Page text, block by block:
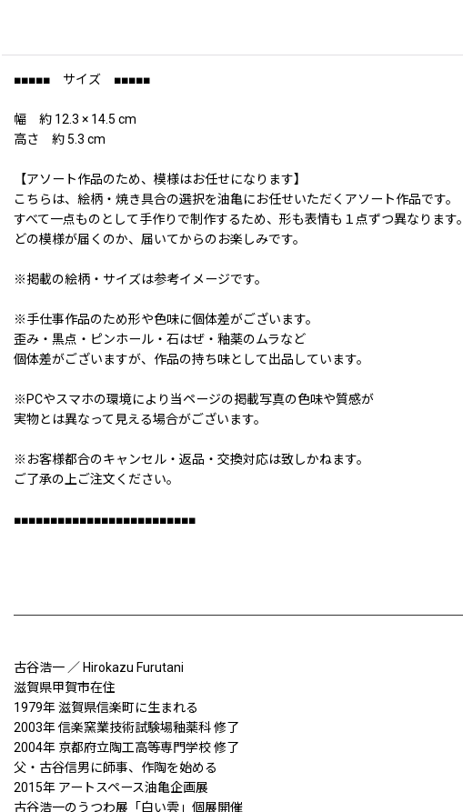
■■■■■ サイズ ■■■■■
幅 約 12.3 × 14.5 cm
高さ 約 5.3 cm
【アソート作品のため、模様はお任せになります】
こちらは、絵柄・焼き具合の選択を油亀にお任せいただくアソート作品です。
すべて一点ものとして手作りで制作するため、形も表情も１点ずつ異なります。
どの模様が届くのか、届いてからのお楽しみです。
※掲載の絵柄・サイズは参考イメージです。
※手仕事作品のため形や色味に個体差がございます。
歪み・黒点・ピンホール・石はぜ・釉薬のムラなど
個体差がございますが、作品の持ち味として出品しています。
※PCやスマホの環境により当ページの掲載写真の色味や質感が
実物とは異なって見える場合がございます。
※お客様都合のキャンセル・返品・交換対応は致しかねます。
ご了承の上ご注文ください。
■■■■■■■■■■■■■■■■■■■■■■■■■
古谷浩一 ／ Hirokazu Furutani
滋賀県甲賀市在住
1979年 滋賀県信楽町に生まれる
2003年 信楽窯業技術試験場釉薬科 修了
2004年 京都府立陶工高等専門学校 修了
父・古谷信男に師事、作陶を始める
2015年 アートスペース油亀企画展
古谷浩一のうつわ展「白い雲」個展開催